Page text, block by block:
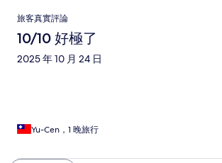
評
論
旅客真實評論
10/10 好極了
2025 年 10 月 24 日
Yu-Cen，1 晚旅行